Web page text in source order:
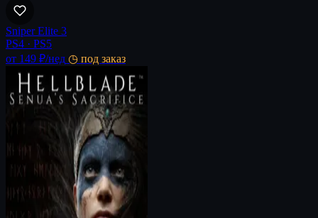
Sniper Elite 3
PS4 · PS5
от 149 ₽/нед ◷ под заказ